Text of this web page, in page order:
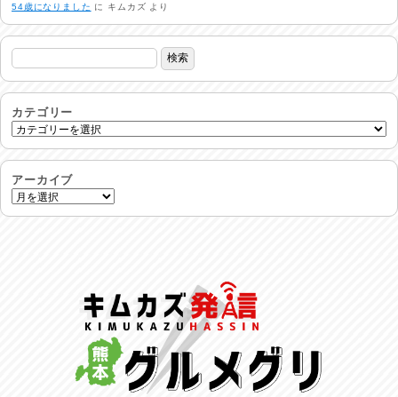
生活支援情報
2026/07/31
24時間体制
命を守る行動を…
2026/07/29
呑めや喋れや！
2026/07/26
リスナーの集い！
2026/07/25
54歳になりました に キムカズ より
カテゴリー
アーカイブ